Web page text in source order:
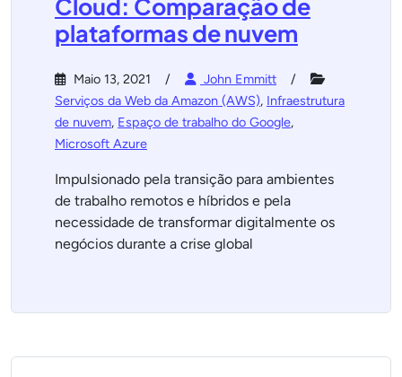
Cloud: Comparação de
plataformas de nuvem
Maio 13, 2021
John Emmitt
Serviços da Web da Amazon (AWS), Infraestrutura
de nuvem, Espaço de trabalho do Google,
Microsoft Azure
Impulsionado pela transição para ambientes
de trabalho remotos e híbridos e pela
necessidade de transformar digitalmente os
negócios durante a crise global